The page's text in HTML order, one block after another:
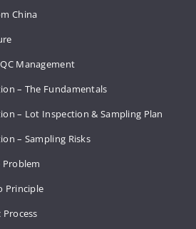
China
Management
– The Fundamentals
– Lot Inspection & Sampling Plan
– Sampling Risks
Problem
Principle